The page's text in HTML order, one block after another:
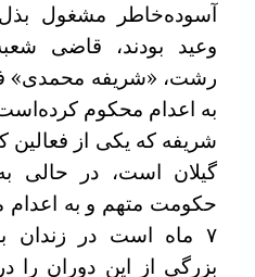
آسوده‌خاطر مشغول
وعید بودند، قاضی
رشت، «شریفه محمدی»
به اعدام محکوم
شریفه که یکی از
گیلان است، در حالی
حکومت متهم و به
٧ ماه است در
بزرگی از این دوران را